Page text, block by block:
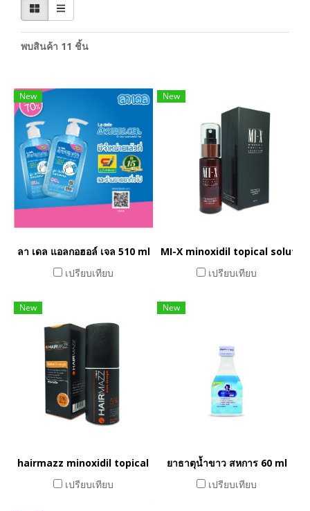
พบสินค้า 11 ชิ้น
New
ลา เดล แอลกอฮอล์ เจล 510 ml
เปรียบเทียบ
New
MI-X minoxidil topical
เปรียบเทียบ
New
hairmazz minoxidil topical solution
เปรียบเทียบ
New
ยาธาตุน้ำขาว สหการ 60 ml
เปรียบเทียบ